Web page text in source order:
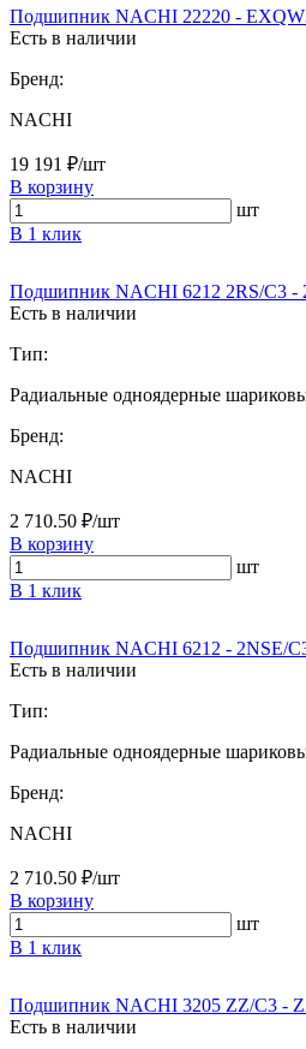
Подшипник NACHI 22220 -
Есть в наличии
Бренд:
NACHI
19 191 ₽/шт
В корзину
шт
В 1 клик
Подшипник NACHI 6212 2RS/C3 -
Есть в наличии
Тип:
Радиальные одноядерные
Бренд:
NACHI
2 710.50 ₽/шт
В корзину
шт
В 1 клик
Подшипник NACHI 6212 - 2NSE/
Есть в наличии
Тип:
Радиальные одноядерные
Бренд:
NACHI
2 710.50 ₽/шт
В корзину
шт
В 1 клик
Подшипник NACHI 3205 ZZ/C3 -
Есть в наличии